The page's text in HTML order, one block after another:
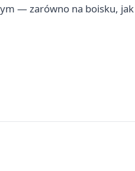
— zarówno na boisku,